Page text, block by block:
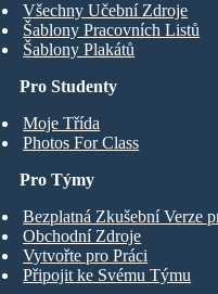
Pro Studenty
Moje Třída
Photos For Class
Všechny Učební Zdroje
Šablony Pracovních Listů
Šablony Plakátů
Pro Týmy
Bezplatná Zkušební Verze
Obchodní Zdroje
Vytvořte pro Práci
Připojit ke Svému Týmu